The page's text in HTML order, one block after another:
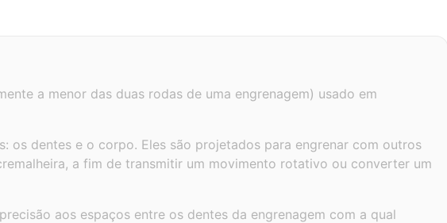
a menor das duas rodas de uma engrenagem) usado em
os dentes e o corpo. Eles são projetados para engrenar com outros
a fim de transmitir um movimento rotativo ou converter um
aos espaços entre os dentes da engrenagem com a qual